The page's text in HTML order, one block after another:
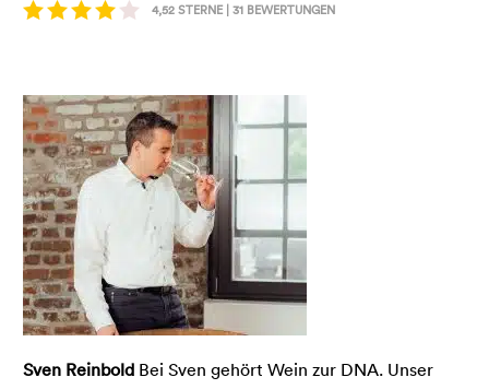
4,52STERNE | 31 BEWERTUNGEN
Sven Reinbold Bei Sven gehört Wein zur DNA. Unser